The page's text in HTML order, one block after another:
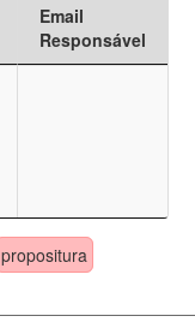
Email
Responsável
propositura